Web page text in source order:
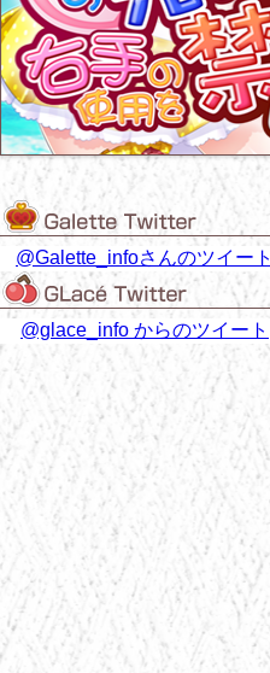
@Galette_infoさんのツイート
@glace_info からのツイート